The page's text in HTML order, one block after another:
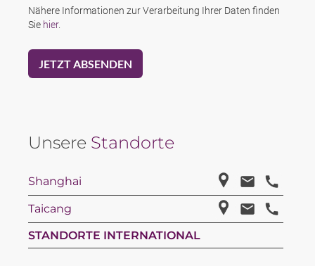
Nähere Informationen zur Verarbeitung Ihrer Daten finden
Sie hier.
Unsere Standorte
Shanghai
Taicang
STANDORTE INTERNATIONAL